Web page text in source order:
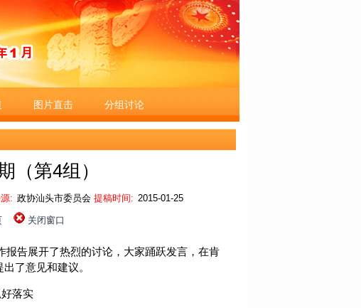
图片直击 分组讨论
（第4组）
: 政协汕头市委员会 提稿时间: 2015-01-25
关闭窗口
告展开了热烈的讨论，大家踊跃发言，在肯
了意见和建议。
落实